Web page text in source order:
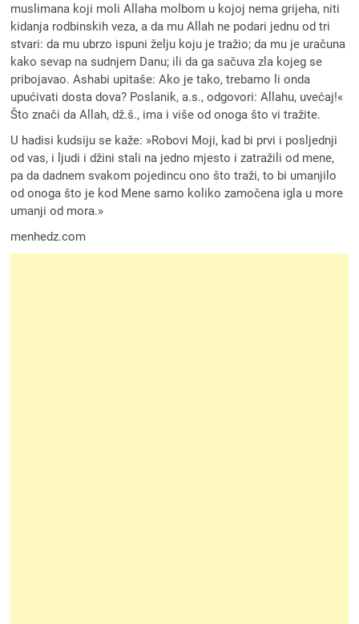
muslimana koji moli Allaha molbom u kojoj nema grijeha, niti
kidanja rodbinskih veza, a da mu Allah ne podari jednu od tri
stvari: da mu ubrzo ispuni želju koju je tražio; da mu je uračuna
kako sevap na sudnjem Danu; ili da ga sačuva zla kojeg se
pribojavao. Ashabi upitaše: Ako je tako, trebamo li onda
upućivati dosta dova? Poslanik, a.s., odgovori: Allahu, uvećaj!«
Što znači da Allah, dž.š., ima i više od onoga što vi tražite.
U hadisi kudsiju se kaže: »Robovi Moji, kad bi prvi i posljednji
od vas, i ljudi i džini stali na jedno mjesto i zatražili od mene,
pa da dadnem svakom pojedincu ono što traži, to bi umanjilo
od onoga što je kod Mene samo koliko zamočena igla u more
umanji od mora.»
menhedz.com